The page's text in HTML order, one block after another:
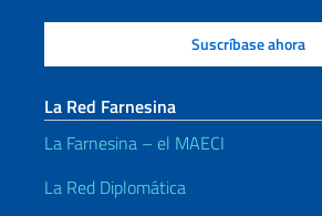
La Red Farnesina
La Farnesina – el MAECI
La Red Diplomática